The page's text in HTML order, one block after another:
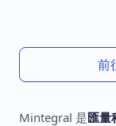
前
Mintegral 是匯量